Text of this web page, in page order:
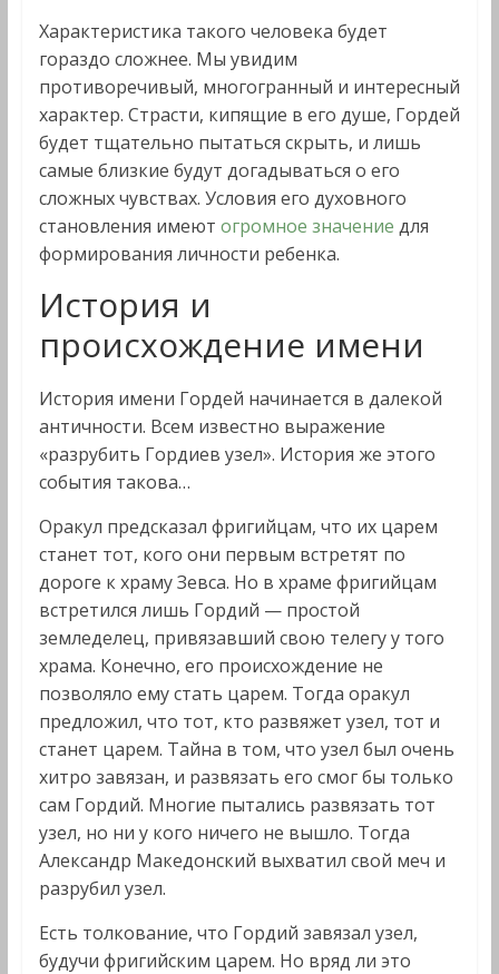
Характеристика такого человека будет
гораздо сложнее. Мы увидим
противоречивый, многогранный и интересный
характер. Страсти, кипящие в его душе, Гордей
будет тщательно пытаться скрыть, и лишь
самые близкие будут догадываться о его
сложных чувствах. Условия его духовного
становления имеют огромное значение для
формирования личности ребенка.
История и
происхождение имени
История имени Гордей начинается в далекой
античности. Всем известно выражение
«разрубить Гордиев узел». История же этого
события такова…
Оракул предсказал фригийцам, что их царем
станет тот, кого они первым встретят по
дороге к храму Зевса. Но в храме фригийцам
встретился лишь Гордий — простой
земледелец, привязавший свою телегу у того
храма. Конечно, его происхождение не
позволяло ему стать царем. Тогда оракул
предложил, что тот, кто развяжет узел, тот и
станет царем. Тайна в том, что узел был очень
хитро завязан, и развязать его смог бы только
сам Гордий. Многие пытались развязать тот
узел, но ни у кого ничего не вышло. Тогда
Александр Македонский выхватил свой меч и
разрубил узел.
Есть толкование, что Гордий завязал узел,
будучи фригийским царем. Но вряд ли это